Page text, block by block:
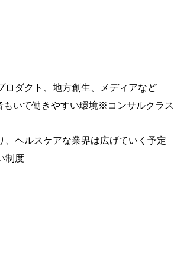
ロダクト、地方創生、メディアなど
もいて働きやすい環境※コンサルクラス
ヘルスケアな業界は広げていく予定
制度